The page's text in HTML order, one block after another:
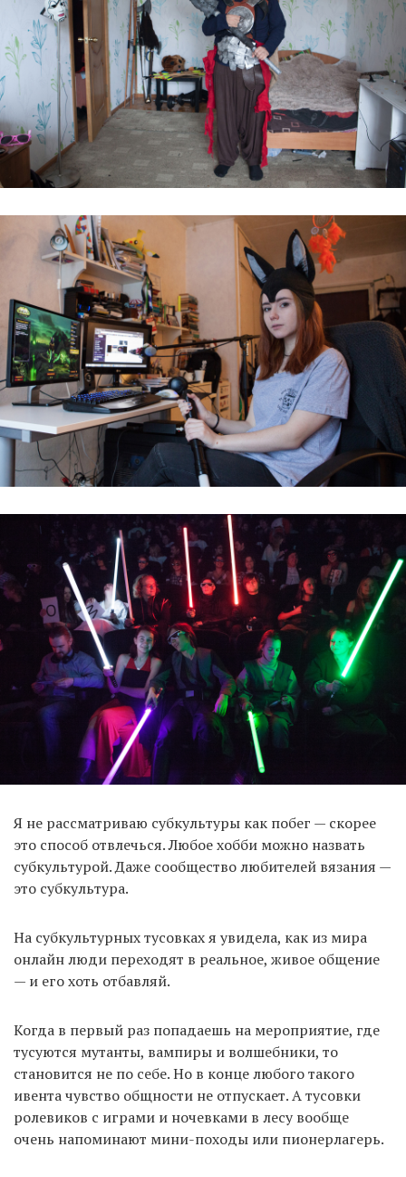
Я не рассматриваю субкультуры как побег — скорее
это способ отвлечься. Любое хобби можно назвать
субкультурой. Даже сообщество любителей вязания —
это субкультура.
На субкультурных тусовках я увидела, как из мира
онлайн люди переходят в реальное, живое общение
— и его хоть отбавляй.
Когда в первый раз попадаешь на мероприятие, где
тусуются мутанты, вампиры и волшебники, то
становится не по себе. Но в конце любого такого
ивента чувство общности не отпускает. А тусовки
ролевиков с играми и ночевками в лесу вообще
очень напоминают мини-походы или пионерлагерь.